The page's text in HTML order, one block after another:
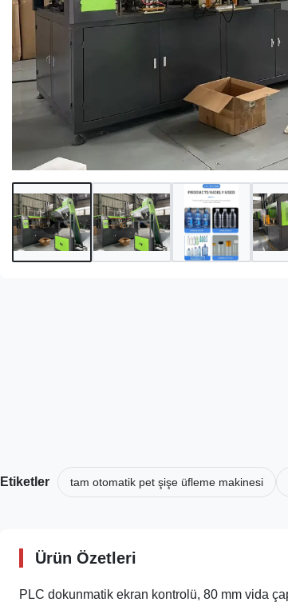
Etiketler tam otomatik pet şişe üfleme makinesi
Ürün Özetleri
PLC dokunmatik ekran kontrolü, 80 mm vida